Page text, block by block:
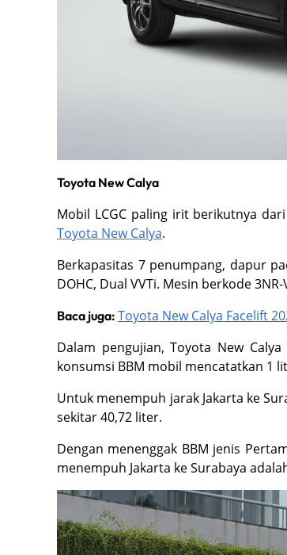
Toyota New Calya
Mobil LCGC paling irit berikutnya
Toyota New Calya.
Berkapasitas 7 penumpang, dapur
DOHC, Dual VVTi. Mesin berkode
Baca juga: Toyota New Calya Facelift
Dalam pengujian, Toyota New
konsumsi BBM mobil mencatatkan 1
Untuk menempuh jarak Jakarta ke
sekitar 40,72 liter.
Dengan menenggak BBM jenis
menempuh Jakarta ke Surabaya